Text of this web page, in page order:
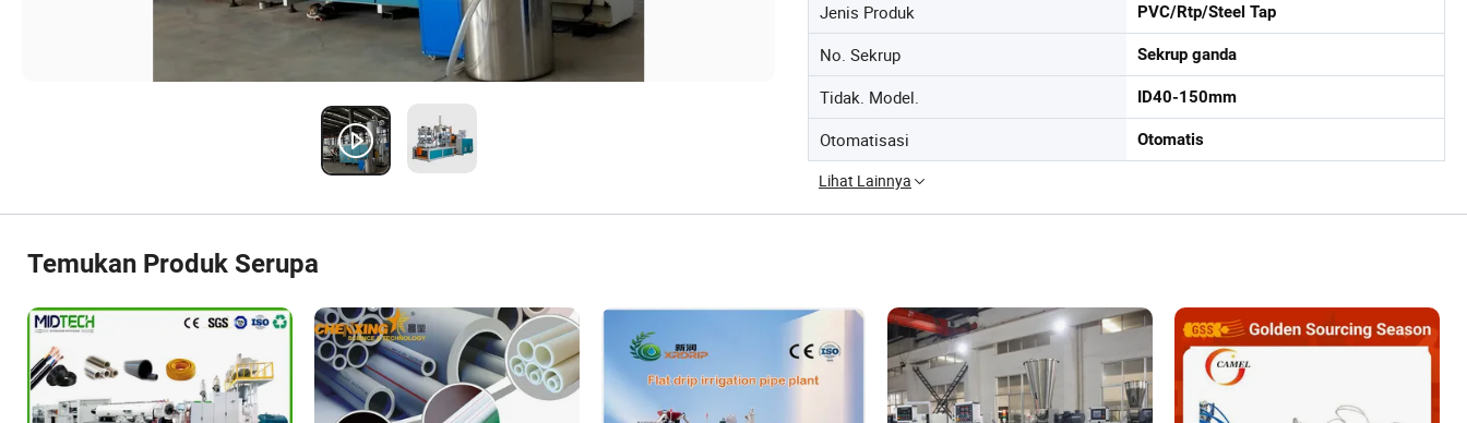
Jenis Produk PVC/Rtp/Steel Tap
No. Sekrup Sekrup ganda
Tidak. Model. ID40-150mm
Otomatisasi Otomatis
Lihat Lainnya
Temukan Produk Serupa